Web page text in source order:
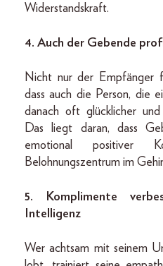
Widerstandskraft.
4. Auch der Gebende
Nicht nur der Empfänger
dass auch die Person, die
danach oft glücklicher
Das liegt daran, dass
emotional positiver
Belohnungszentrum im
5. Komplimente
Intelligenz
Wer achtsam mit seinem